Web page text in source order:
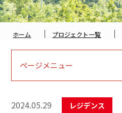
ホーム ｜ プロジェクト一覧 ｜
ページメニュー
2024.05.29 レジデンス